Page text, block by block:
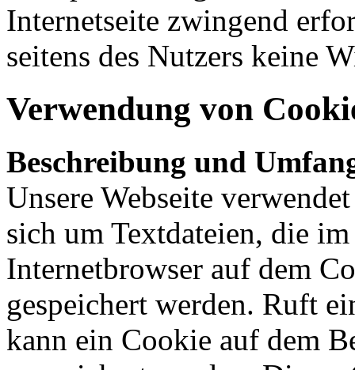
Internetseite zwingend
seitens des Nutzers keine
Verwendung von
Beschreibung und
Unsere Webseite
sich um Textdateien, die
Internetbrowser auf dem
gespeichert werden. Ruft
kann ein Cookie auf dem